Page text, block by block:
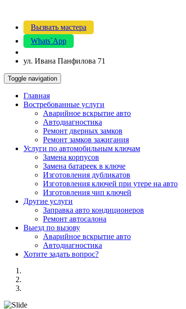
Вызвать мастера
Whats`App
ул. Ивана Панфилова 71
Toggle navigation
Главная
Востребованные услуги
Аварийное вскрытие авто
Автодиагностика
Ремонт дверных замков
Ремонт замков зажигания
Услуги по автомобильным ключам
Замена корпусов
Замена батареек в ключе
Изготовления дубликатов
Изготовления ключей при утере на авто
Изготовления чип ключей
Другие услуги
Заправка авто кондиционеров
Ремонт автосалона
Выезд по вызову
Аварийное вскрытие авто
Автодиагностика
Хотите задать вопрос?